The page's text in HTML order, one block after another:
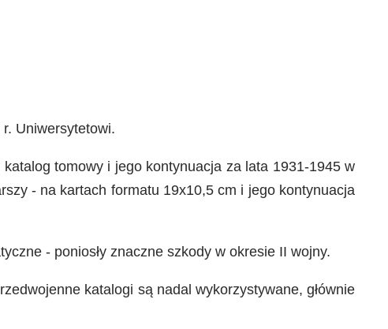
Uniwersytetowi.
tomowy i jego kontynuacja za lata 1931-1945 w
- na kartach formatu 19x10,5 cm i jego kontynuacja
- poniosły znaczne szkody w okresie II wojny.
katalogi są nadal wykorzystywane, głównie